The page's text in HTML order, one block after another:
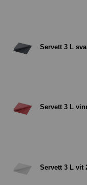
Servett 3 L
Servett 3 L
Servett 3 L vit